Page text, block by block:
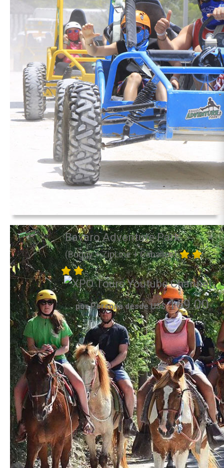
Bavaro Adventure Park
(Buggy + ZipLine + Caballos)
por Persona desde US$169.00